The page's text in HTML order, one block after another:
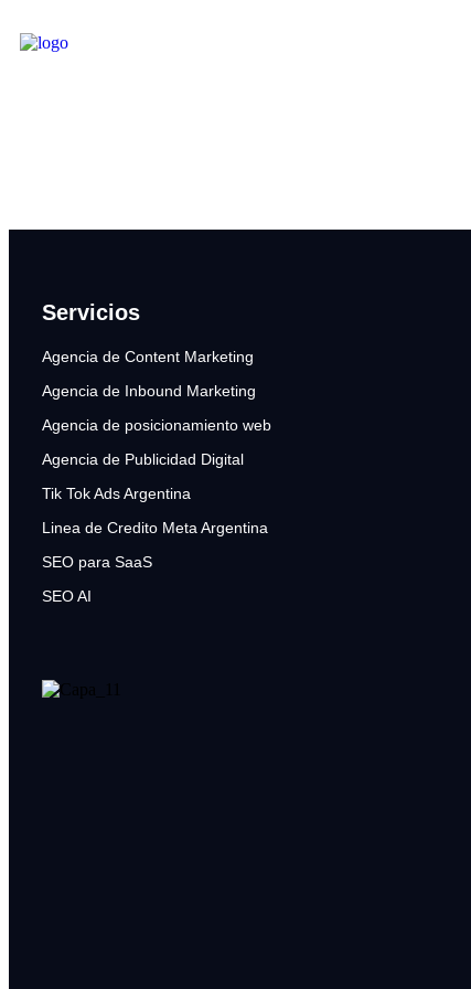
Estetic Rental
Servicios
Agencia de Content Marketing
Agencia de Inbound Marketing
Agencia de posicionamiento web
Agencia de Publicidad Digital
Tik Tok Ads Argentina
Linea de Credito Meta Argentina
SEO para SaaS
SEO AI